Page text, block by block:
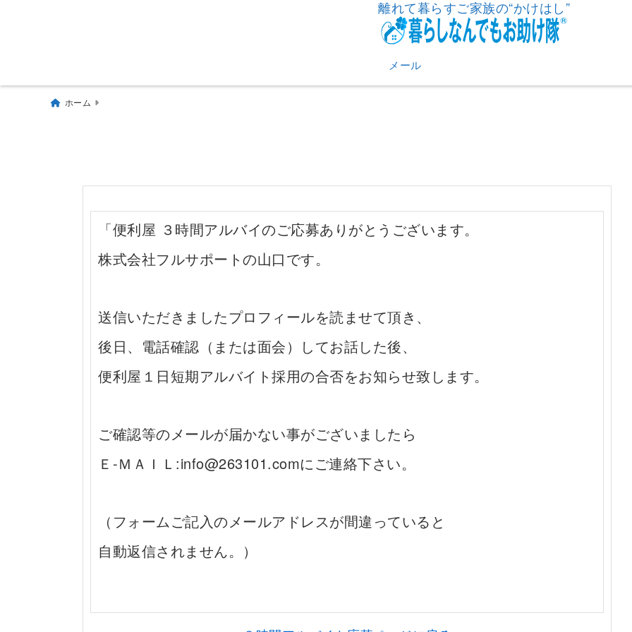
離れて暮らすご家族の“かけはし”
メール
ホーム
「便利屋 ３時間アルバイのご応募ありがとうございます。
株式会社フルサポートの山口です。
送信いただきましたプロフィールを読ませて頂き、
後日、電話確認（または面会）してお話した後、
便利屋１日短期アルバイト採用の合否をお知らせ致します。
ご確認等のメールが届かない事がございましたら
Ｅ-ＭＡＩＬ:info@263101.comにご連絡下さい。
（フォームご記入のメールアドレスが間違っていると
自動返信されません。）